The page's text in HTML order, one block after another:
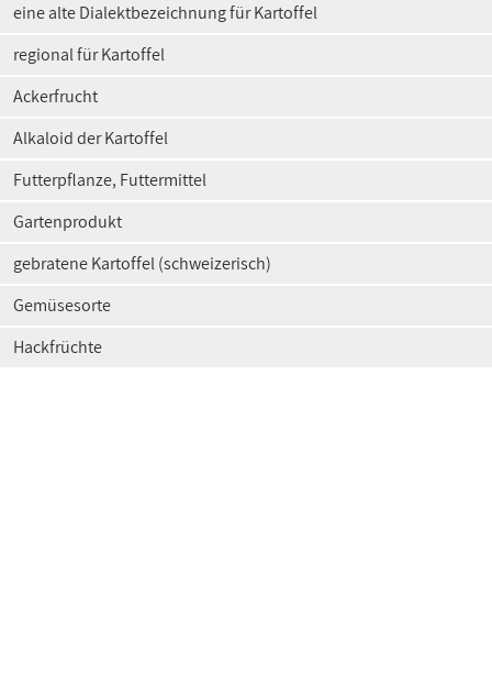
eine alte Dialektbezeichnung für Kartoffel
regional für Kartoffel
Ackerfrucht
Alkaloid der Kartoffel
Futterpflanze, Futtermittel
Gartenprodukt
gebratene Kartoffel (schweizerisch)
Gemüsesorte
Hackfrüchte